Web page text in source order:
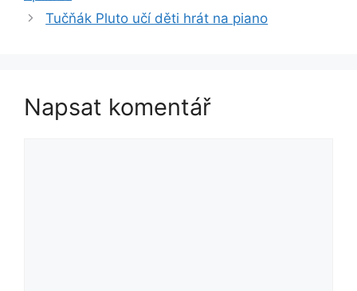
Tučňák Pluto učí děti hrát na piano
Napsat komentář